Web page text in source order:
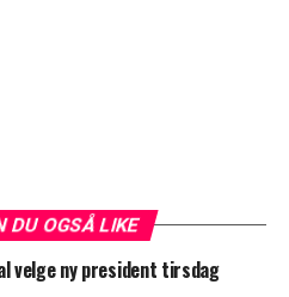
DU OGSÅ LIKE
velge ny president tirsdag